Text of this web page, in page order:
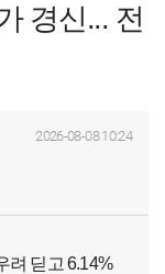
경신... 전
2026-08-08 10:24
려 딛고 6.14%